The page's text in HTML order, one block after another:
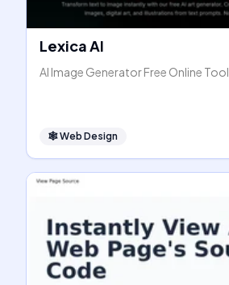
Lexica AI
AI Image Generator Free Online Tool
🕸Web Design